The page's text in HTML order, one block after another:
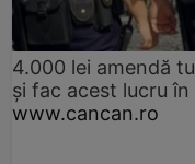
4.000 lei amendă
și fac acest lucru
www.cancan.ro